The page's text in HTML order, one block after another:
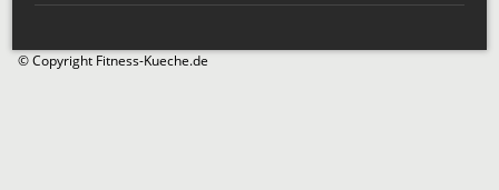
© Copyright Fitness-Kueche.de